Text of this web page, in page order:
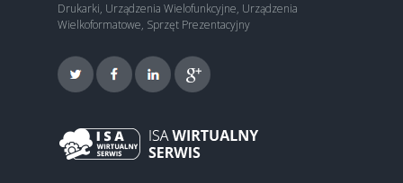
Drukarki, Urządzenia Wielofunkcyjne, Urządzenia
Wielkoformatowe, Sprzęt Prezentacyjny